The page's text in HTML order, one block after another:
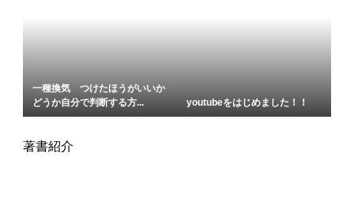
一種換気 つけたほうがいいか
どうか自分で判断する方...
youtubeをはじめました！！
著書紹介